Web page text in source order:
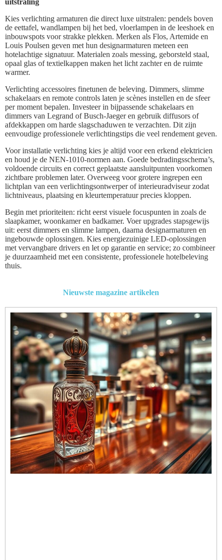
uitstraling
Kies verlichting armaturen die direct luxe uitstralen: pendels boven
de eettafel, wandlampen bij het bed, vloerlampen in de leeshoek en
inbouwspots voor strakke plekken. Merken als Flos, Artemide en
Louis Poulsen geven met hun designarmaturen meteen een
hotelachtige signatuur. Materialen zoals messing, geborsteld staal,
opaal glas of textielkappen maken het licht zachter en de ruimte
warmer.
Verlichting accessoires finetunen de beleving. Dimmers, slimme
schakelaars en remote controls laten je scènes instellen en de sfeer
per moment bepalen. Investeer in bijpassende schakelaars en
dimmers van Legrand of Busch-Jaeger en gebruik diffusors of
afdekkappen om harde slagschaduwen te verzachten. Dit zijn
eenvoudige professionele verlichtingstips die veel rendement geven.
Voor installatie verlichting kies je altijd voor een erkend elektricien
en houd je de NEN-1010-normen aan. Goede bedradingsschema’s,
voldoende circuits en correct geplaatste aansluitpunten voorkomen
zichtbare problemen later. Overweeg voor grotere ingrepen een
lichtplan van een verlichtingsontwerper of interieuradviseur zodat
lichtniveaus, plaatsing en kleurtemperatuur precies kloppen.
Begin met prioriteiten: richt eerst visuele focuspunten in zoals de
slaapkamer, woonkamer en badkamer. Voer upgrades stapsgewijs
uit: eerst dimmers en slimme lampen, daarna designarmaturen en
ingebouwde oplossingen. Kies energiezuinige LED-oplossingen
met vervangbare drivers en let op garantie en service; zo combineer
je duurzaamheid met een consistente, professionele hotelbeleving
thuis.
Nieuwste magazine artikelen